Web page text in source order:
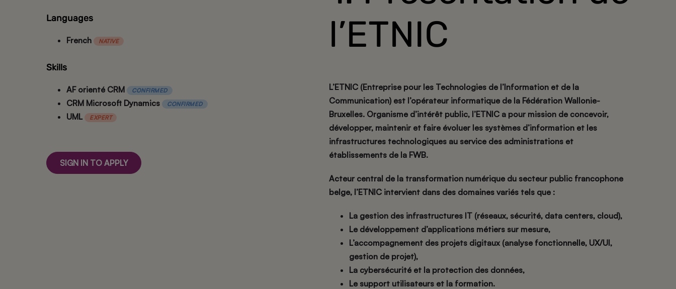
Languages
French NATIVE
Skills
AF orienté CRM CONFIRMED
CRM Microsoft Dynamics CONFIRMED
UML EXPERT
SIGN IN TO APPLY
l’ETNIC
L’ETNIC (Entreprise pour les Technologies de l’Information et de la
Communication) est l’opérateur informatique de la Fédération Wallonie-
Bruxelles. Organisme d’intérêt public, l’ETNIC a pour mission de concevoir,
développer, maintenir et faire évoluer les systèmes d’information et les
infrastructures technologiques au service des administrations et
établissements de la FWB.
Acteur central de la transformation numérique du secteur public francophone
belge, l’ETNIC intervient dans des domaines variés tels que :
La gestion des infrastructures IT (réseaux, sécurité, data centers, cloud),
Le développement d’applications métiers sur mesure,
L’accompagnement des projets digitaux (analyse fonctionnelle, UX/UI,
gestion de projet),
La cybersécurité et la protection des données,
Le support utilisateurs et la formation.